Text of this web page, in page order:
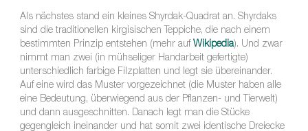
Als nächstes stand ein kleines Shyrdak-Quadrat an. Shyrdaks
sind die traditionellen kirgisischen Teppiche, die nach einem
bestimmten Prinzip entstehen (mehr auf Wikipedia). Und zwar
nimmt man zwei (in mühseliger Handarbeit gefertigte)
unterschiedlich farbige Filzplatten und legt sie übereinander.
Auf eine wird das Muster vorgezeichnet (die Muster haben alle
eine Bedeutung, überwiegend aus der Pflanzen- und Tierwelt)
und dann ausgeschnitten. Danach legt man die Stücke
gegengleich ineinander und hat somit zwei identische Dreiecke